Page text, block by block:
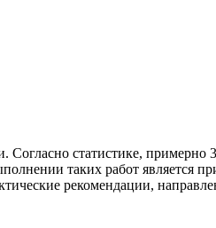
статистике, примерно
таких работ является
рекомендации,